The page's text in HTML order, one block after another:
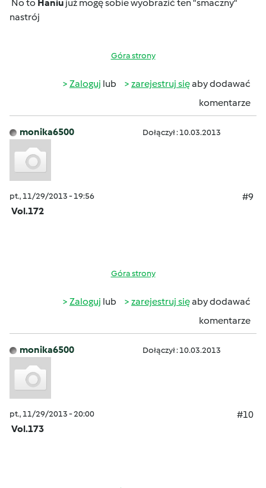
No to Haniu już mogę sobie wyobrazić ten "smaczny"
nastrój
Góra strony
Zaloguj lub zarejestruj sięaby dodawać
komentarze
monika6500 Dołączył : 10.03.2013
pt., 11/29/2013 - 19:56
#9
Vol.172
Góra strony
Zaloguj lub zarejestruj sięaby dodawać
komentarze
monika6500 Dołączył : 10.03.2013
pt., 11/29/2013 - 20:00
#10
Vol.173